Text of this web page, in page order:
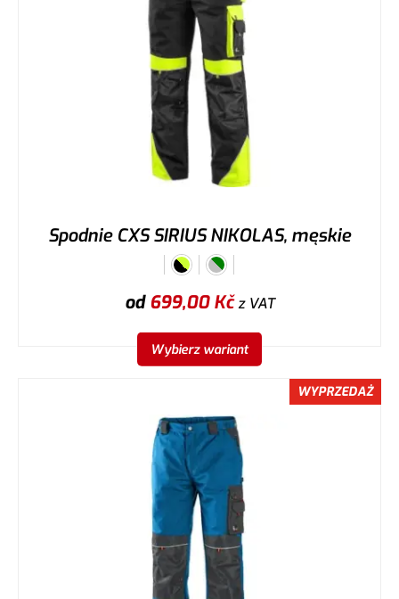
Spodnie CXS SIRIUS NIKOLAS, męskie
od699,00Kčz VAT
Wybierz wariant
WYPRZEDAŻ